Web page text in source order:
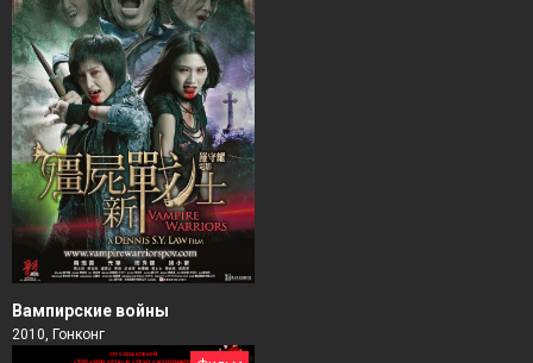
Вампирские войны
2010, Гонконг